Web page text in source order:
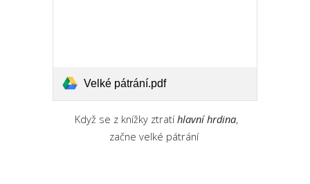
Velké pátrání.pdf
Když se z knížky ztratíhlavní hrdina,
začne velké pátrání